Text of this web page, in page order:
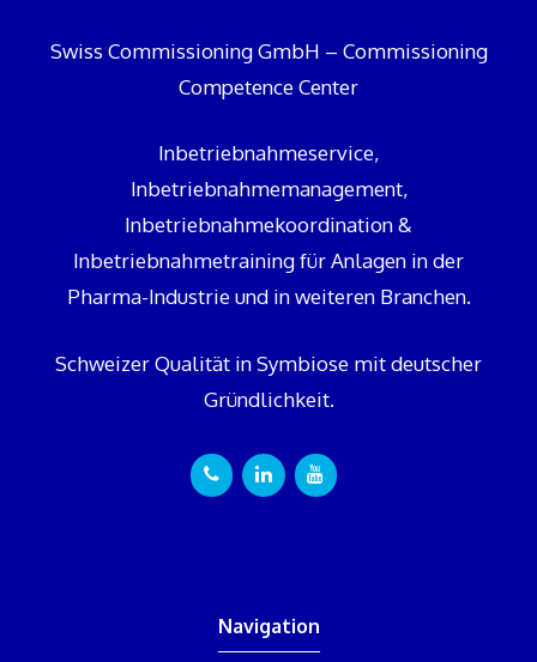
Swiss Commissioning GmbH – Commissioning
Competence Center
Inbetriebnahmeservice,
Inbetriebnahmemanagement,
Inbetriebnahmekoordination &
Inbetriebnahmetraining für Anlagen in der
Pharma-Industrie und in weiteren Branchen.
Schweizer Qualität in Symbiose mit deutscher
Gründlichkeit.
Navigation